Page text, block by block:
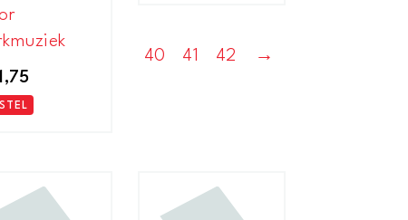
40 41 42 →